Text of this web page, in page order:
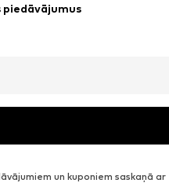
piedāvājumus
un kuponiem saskaņā ar